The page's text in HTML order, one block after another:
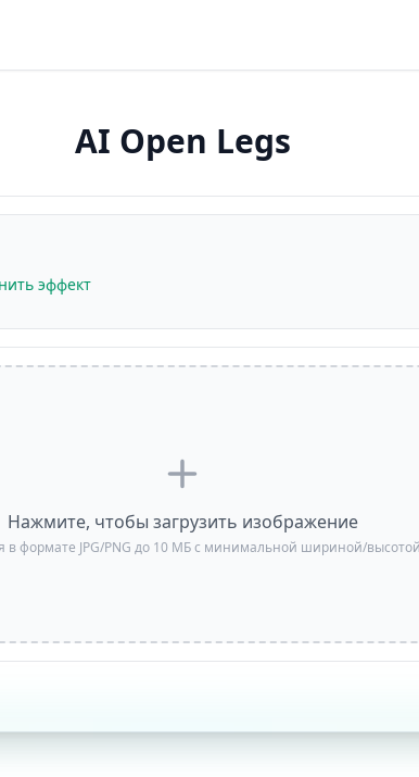
AI Open Legs
эффект
Нажмите, чтобы загрузить изображение
в формате JPG/PNG до 10 МБ с минимальной шириной/